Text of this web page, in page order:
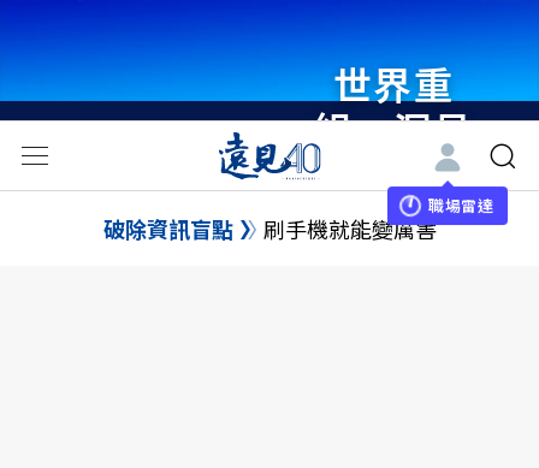
世界重
組・洞見
未來 與
世界領袖
職場雷達
破除資訊盲點 刷手機就能變厲害